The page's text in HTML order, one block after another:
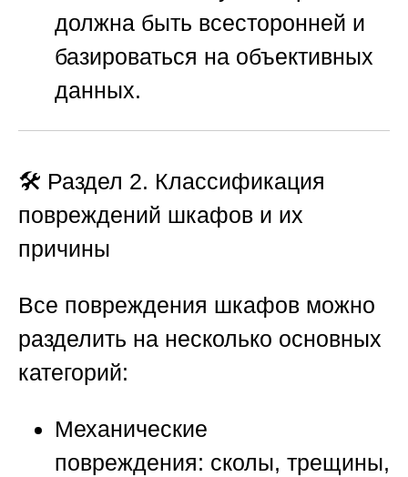
должна быть всесторонней и
базироваться на объективных
данных.
🛠️ Раздел 2. Классификация
повреждений шкафов и их
причины
Все повреждения шкафов можно
разделить на несколько основных
категорий:
Механические
повреждения: сколы, трещины,